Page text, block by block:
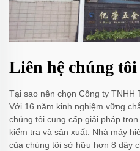
Liên hệ chúng tôi
Tại sao nên chọn Công ty TNHH
Với 16 năm kinh nghiệm vững
chúng tôi cung cấp giải pháp
kiểm tra và sản xuất. Nhà máy
của chúng tôi sở hữu hơn 8 dây